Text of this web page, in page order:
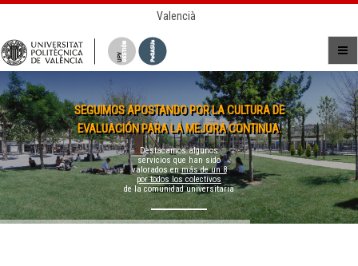
Valencià
SEGUIMOS APOSTANDO POR LA CULTURA DE
EVALUACIÓN PARA LA MEJORA CONTINUA.
Destacamos algunos
servicios que han sido
valorados enmás de un 8
por todos los colectivos
de la comunidad universitaria